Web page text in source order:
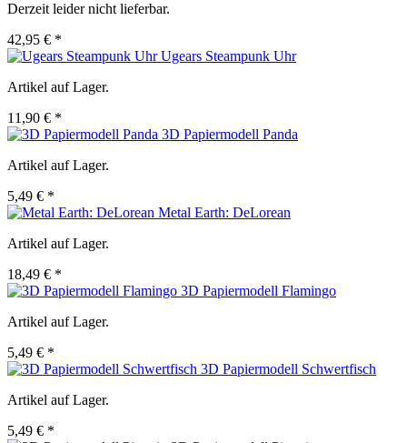
Derzeit leider nicht lieferbar.
42,95 € *
Ugears Steampunk Uhr
Artikel auf Lager.
11,90 € *
3D Papiermodell Panda
Artikel auf Lager.
5,49 € *
Metal Earth: DeLorean
Artikel auf Lager.
18,49 € *
3D Papiermodell Flamingo
Artikel auf Lager.
5,49 € *
3D Papiermodell Schwertfisch
Artikel auf Lager.
5,49 € *